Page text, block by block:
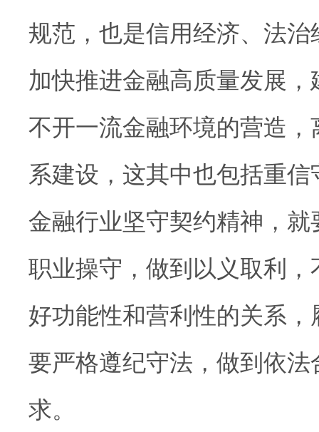
规范，也是信用经济、法
加快推进金融高质量发展
不开一流金融环境的营造
系建设，这其中也包括重
金融行业坚守契约精神，
职业操守，做到以义取利
好功能性和营利性的关系
要严格遵纪守法，做到依
求。